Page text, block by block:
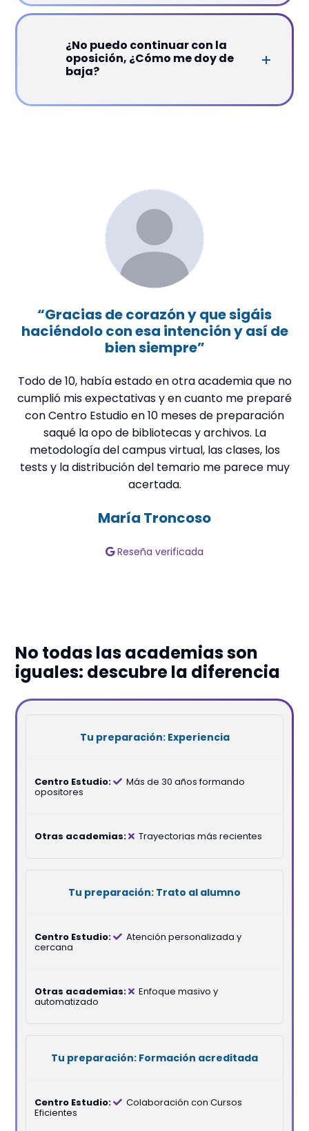
¿No puedo continuar con la
oposición, ¿Cómo me doy de
baja?
“Gracias de corazón y que sigáis
haciéndolo con esa intención y así de
bien siempre”
Todo de 10, había estado en otra academia que no
cumplió mis expectativas y en cuanto me preparé
con Centro Estudio en 10 meses de preparación
saqué la opo de bibliotecas y archivos. La
metodología del campus virtual, las clases, los
tests y la distribución del temario me parece muy
acertada.
María Troncoso
Reseña verificada
No todas las academias son
iguales: descubre la diferencia
Experiencia
Más de 30 años formando
opositores
Trayectorias más recientes
Trato al alumno
Atención personalizada y
cercana
Enfoque masivo y
automatizado
Formación acreditada
Colaboración con Cursos
Eficientes